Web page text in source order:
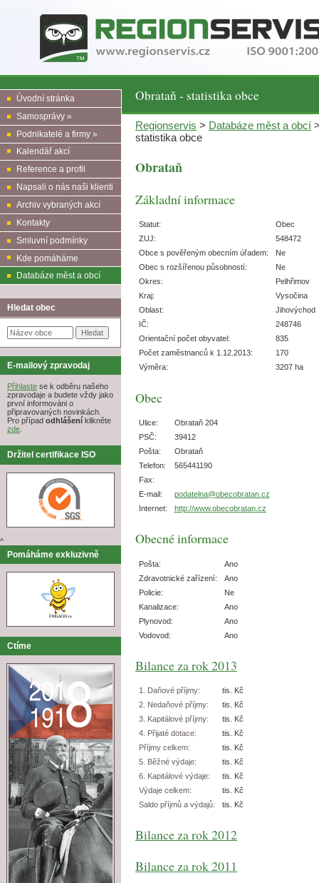
Obrataň - statistika obce
Úvodní stránka
Samosprávy »
Podnikatelé a firmy »
Kalendář akcí
Reference a profil
Napsali o nás naši klienti
Archiv vybraných akcí
Kontakty
Smluvní podmínky
Kde pomáháme
Databáze měst a obcí
Hledat obec
E-mailový zpravodaj
Přihlaste se k odběru našeho
zpravodaje a budete vždy jako
první informováni o
připravovaných novinkách.
Pro případ odhlášení klikněte
zde.
Držitel certifikace ISO
^
Pomáháme exkluzivně
Ctíme
Regionservis > Databáze měst a obcí
statistika obce
Obrataň
Základní informace
Statut:
Obec
ZUJ:
548472
Obce s pověřeným obecním úřadem:
Ne
Obec s rozšířenou působností:
Ne
Okres:
Pelhřimov
Kraj:
Vysočina
Oblast:
Jihovýchod
IČ:
248746
Orientační počet obyvatel:
835
Počet zaměstnanců k 1.12.2013:
170
Výměra:
3207 ha
Obec
Ulice:
Obrataň 204
PSČ:
39412
Pošta:
Obrataň
Telefon:
565441190
Fax:
E-mail:
podatelna@obecobratan.cz
Internet:
http://www.obecobratan.cz
Obecné informace
Pošta:
Ano
Zdravotnické zařízení:
Ano
Policie:
Ne
Kanalizace:
Ano
Plynovod:
Ano
Vodovod:
Ano
Bilance za rok 2013
1. Daňové příjmy:
tis. Kč
2. Nedaňové příjmy:
tis. Kč
3. Kapitálové příjmy:
tis. Kč
4. Přijaté dotace:
tis. Kč
Příjmy celkem:
tis. Kč
5. Běžné výdaje:
tis. Kč
6. Kapitálové výdaje:
tis. Kč
Výdaje celkem:
tis. Kč
Saldo příjmů a výdajů:
tis. Kč
Bilance za rok 2012
Bilance za rok 2011